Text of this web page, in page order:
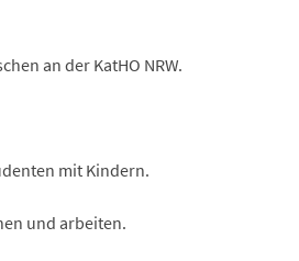
an der KatHO NRW.
mit Kindern.
und arbeiten.